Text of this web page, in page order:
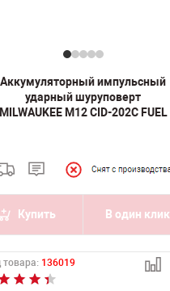
Аккумуляторный импульсный
ударный шуруповерт
MILWAUKEE M12 CID-202C FUEL
Купить В один клик
товара: 136019